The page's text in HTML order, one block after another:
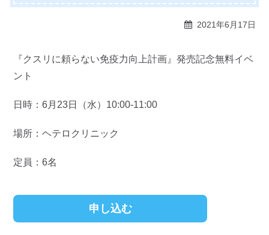
2021年6月17日
『クスリに頼らない免疫力向上計画』発売記念無料イベ
ント
日時：6月23日（水）10:00-11:00
場所：ヘテロクリニック
定員：6名
申し込む